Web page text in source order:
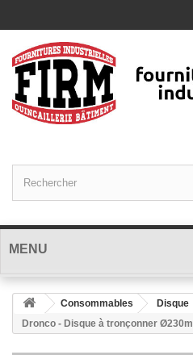
MENU
Consommables Disque
Dronco - Disque à tronçonner